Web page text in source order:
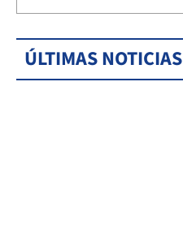
ÚLTIMAS NOTICIAS